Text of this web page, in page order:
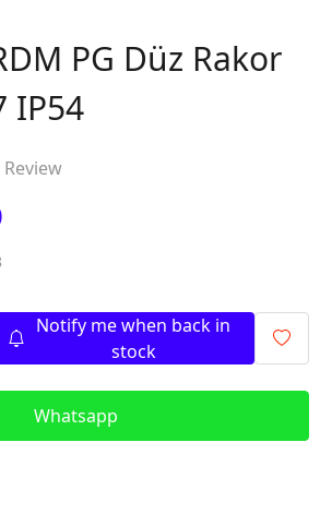
PG Düz Rakor
IP54
Review
Notify me when back in
stock
Whatsapp